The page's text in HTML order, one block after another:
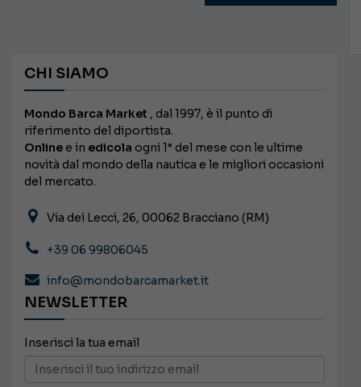
CHI SIAMO
Mondo Barca Market , dal 1997, è il punto di
riferimento del diportista.
Online e in edicola ogni 1° del mese con le ultime
novità dal mondo della nautica e le migliori occasioni
del mercato.
Via dei Lecci, 26, 00062 Bracciano (RM)
+39 06 99806045
info@mondobarcamarket.it
NEWSLETTER
Inserisci la tua email